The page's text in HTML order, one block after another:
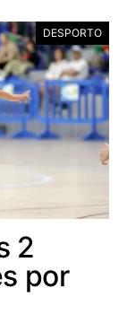
DESPORTO
2
por